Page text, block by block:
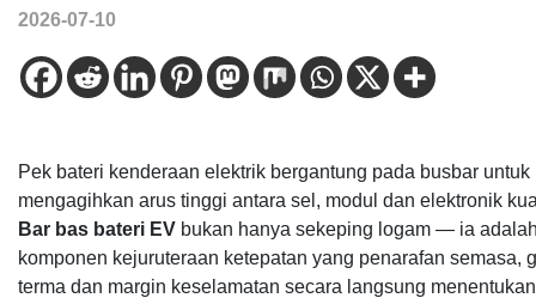
2026-07-10
Pek bateri kenderaan elektrik bergantung pada busbar untuk
mengagihkan arus tinggi antara sel, modul dan elektronik
Bar bas bateri EV bukan hanya sekeping logam — ia
komponen kejuruteraan ketepatan yang penarafan semasa,
terma dan margin keselamatan secara langsung